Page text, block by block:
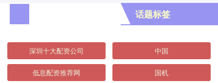
话题标签
深圳十大配资公司 中国
低息配资推荐网 国机